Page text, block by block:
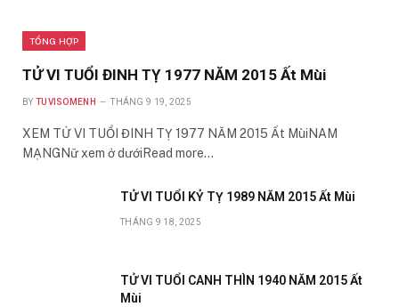
TỔNG HỢP
TỬ VI TUỔI ĐINH TỴ 1977 NĂM 2015 Ất Mùi
BY TUVISOMENH THÁNG 9 19, 2025
XEM TỬ VI TUỔI ĐINH TỴ 1977 NĂM 2015 Ất MùiNAM
MẠNGNữ xem ở dướiRead more…
TỬ VI TUỔI KỶ TỴ 1989 NĂM 2015 Ất Mùi
THÁNG 9 18, 2025
TỬ VI TUỔI CANH THÌN 1940 NĂM 2015 Ất
Mùi